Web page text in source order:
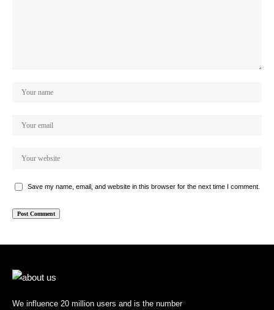
Save my name, email, and website in this browser for the next time I comment.
We influence 20 million users and is the number